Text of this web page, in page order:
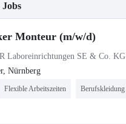
Jobs
Monteur (m/w/d)
Laboreinrichtungen SE & Co. KG
Nürnberg
Flexible Arbeitszeiten Berufskleidung